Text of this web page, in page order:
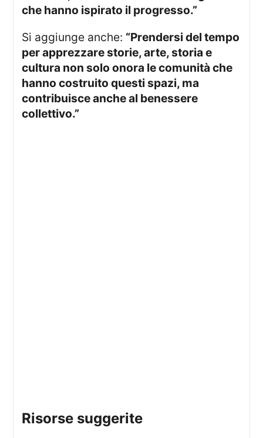
che hanno ispirato il progresso.”
Si aggiunge anche: “Prendersi del tempo
per apprezzare storie, arte, storia e
cultura non solo onora le comunità che
hanno costruito questi spazi, ma
contribuisce anche al benessere
collettivo.”
Risorse suggerite